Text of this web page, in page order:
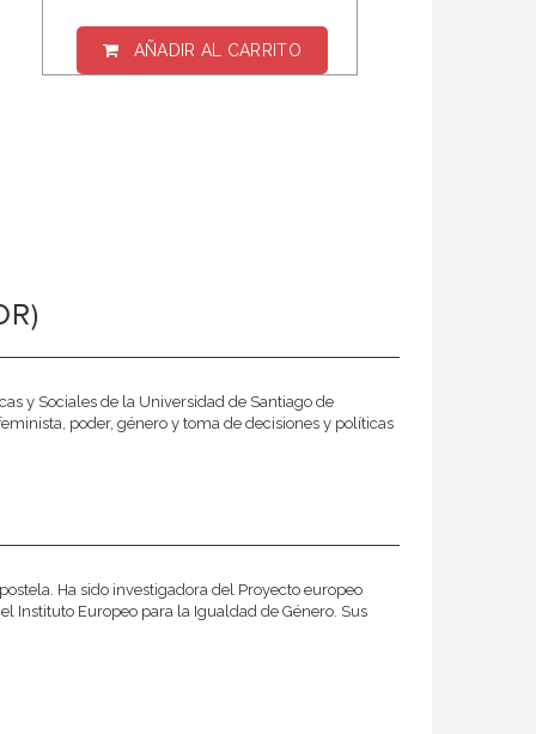
AÑADIR AL CARRITO
y Sociales de la Universidad de Santiago de
poder, género y toma de decisiones y políticas
Ha sido investigadora del Proyecto europeo
Instituto Europeo para la Igualdad de Género. Sus